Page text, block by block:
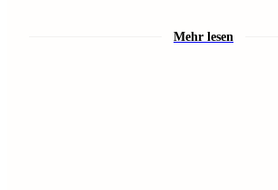
Mehr lesen